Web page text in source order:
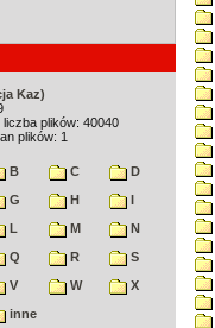
Kaz)
plików: 40040
plików: 1
B C
D
G H
I
L M
N
Q R
S
V W
X
inne